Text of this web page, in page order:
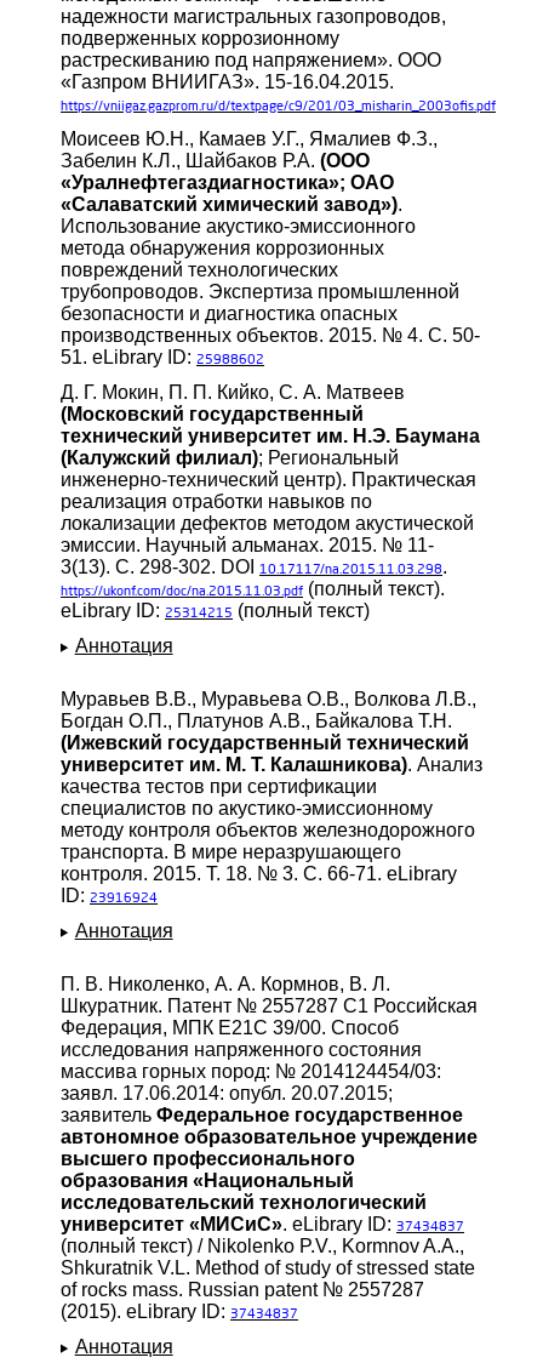
надежности магистральных газопроводов,
подверженных коррозионному
растрескиванию под напряжением». ООО
«Газпром ВНИИГАЗ». 15-16.04.2015.
https://vniigaz.gazprom.ru/d/textpage/c9/201/03_misharin_2003ofis.pdf
Моисеев Ю.Н., Камаев У.Г., Ямалиев Ф.З.,
Забелин К.Л., Шайбаков Р.А. (ООО
«Уралнефтегаздиагностика»; ОАО
«Салаватский химический завод»).
Использование акустико-эмиссионного
метода обнаружения коррозионных
повреждений технологических
трубопроводов. Экспертиза промышленной
безопасности и диагностика опасных
производственных объектов. 2015. № 4. С. 50-
51. eLibrary ID: 25988602
Д. Г. Мокин, П. П. Кийко, С. А. Матвеев
(Московский государственный
технический университет им. Н.Э. Баумана
(Калужский филиал); Региональный
инженерно-технический центр). Практическая
реализация отработки навыков по
локализации дефектов методом акустической
эмиссии. Научный альманах. 2015. № 11-
3(13). С. 298-302. DOI
10.17117/na.2015.11.03.298.
https://ukonf.com/doc/na.2015.11.03.pdf (полный текст).
eLibrary ID: 25314215 (полный текст)
Аннотация
Муравьев В.В., Муравьева О.В., Волкова Л.В.,
Богдан О.П., Платунов А.В., Байкалова Т.Н.
(Ижевский государственный технический
университет им. М. Т. Калашникова). Анализ
качества тестов при сертификации
специалистов по акустико-эмиссионному
методу контроля объектов железнодорожного
транспорта. В мире неразрушающего
контроля. 2015. Т. 18. № 3. С. 66-71. eLibrary
ID: 23916924
Аннотация
П. В. Николенко, А. А. Кормнов, В. Л.
Шкуратник. Патент № 2557287 C1 Российская
Федерация, МПК E21C 39/00. Способ
исследования напряженного состояния
массива горных пород: № 2014124454/03:
заявл. 17.06.2014: опубл. 20.07.2015;
заявитель Федеральное государственное
автономное образовательное учреждение
высшего профессионального
образования «Национальный
исследовательский технологический
университет «МИСиС». eLibrary ID: 37434837
(полный текст) / Nikolenko P.V., Kormnov A.A.,
Shkuratnik V.L. Method of study of stressed state
of rocks mass. Russian patent № 2557287
(2015). eLibrary ID: 37434837
Аннотация